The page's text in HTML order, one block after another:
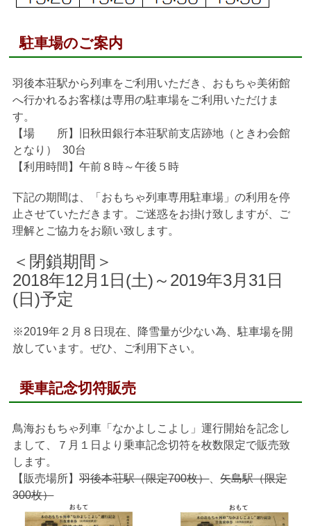
駐車場のご案内
羽後本荘駅から列車をご利用いただき、おもちゃ美術館
へ行かれるお客様は専用の駐車場をご利用いただけま
す。
【場 所】旧秋田銀行本荘駅前支店跡地（ときわ会館
となり） 30台
【利用時間】午前８時～午後５時
下記の期間は、「おもちゃ列車専用駐車場」の利用を停
止させていただきます。ご迷惑をお掛け致しますが、ご
理解とご協力をお願い致します。
＜閉鎖期間＞
2018年12月1日(土)～2019年3月31日
(日)予定
※2019年２月８日現在、降雪量が少ない為、駐車場を開
放しています。ぜひ、ご利用下さい。
乗車記念切符販売
鳥海おもちゃ列車「なかよしこよし」運行開始を記念し
まして、７月１日より乗車記念切符を枚数限定で販売致
します。
【販売場所】羽後本荘駅（限定700枚）、矢島駅（限定
300枚）